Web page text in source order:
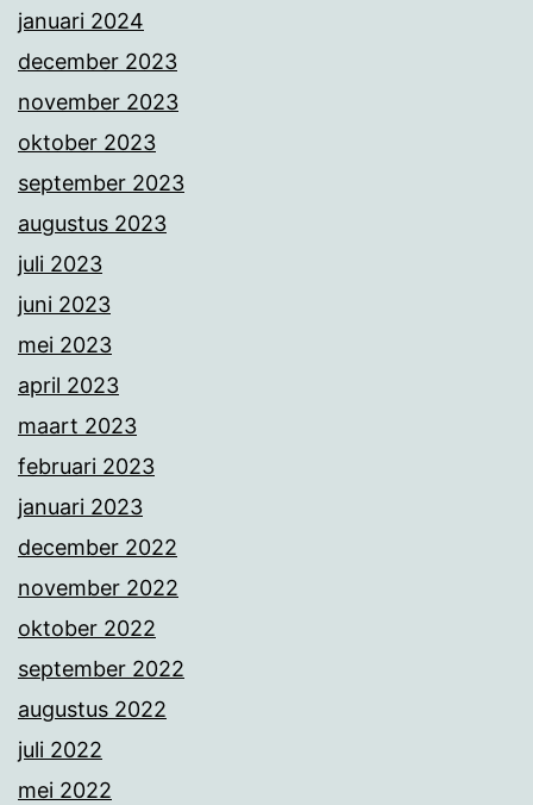
januari 2024
december 2023
november 2023
oktober 2023
september 2023
augustus 2023
juli 2023
juni 2023
mei 2023
april 2023
maart 2023
februari 2023
januari 2023
december 2022
november 2022
oktober 2022
september 2022
augustus 2022
juli 2022
mei 2022